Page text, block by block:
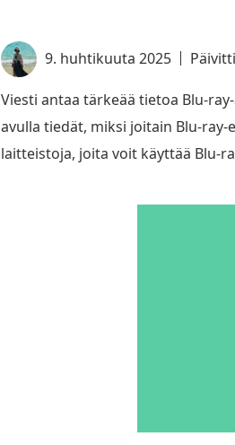
9. huhtikuuta 2025 Päivitti
Viesti antaa tärkeää tietoa Blu-
avulla tiedät, miksi joitain Blu-
laitteistoja, joita voit käyttää Blu-